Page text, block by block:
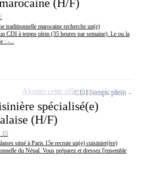
(H/F)
traditionnelle marocaine recherche un(e)
CDI à temps plein (35 heures par semaine). Le ou la
: -...
spécialisé(e)
(H/F)
15
situé à Paris 15e recrute un(e) cuisinier(ère)
du Népal. Vous préparez et dressez l'ensemble
CDITemps plein
Ajouter cette offre à ma sélection